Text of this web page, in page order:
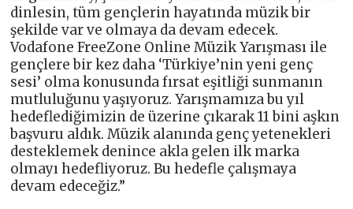
dinlesin, tüm gençlerin hayatında müzik bir
şekilde var ve olmaya da devam edecek.
Vodafone FreeZone Online Müzik Yarışması ile
gençlere bir kez daha ‘Türkiye’nin yeni genç
sesi’ olma konusunda fırsat eşitliği sunmanın
mutluluğunu yaşıyoruz. Yarışmamıza bu yıl
hedeflediğimizin de üzerine çıkarak 11 bini aşkın
başvuru aldık. Müzik alanında genç yetenekleri
desteklemek denince akla gelen ilk marka
olmayı hedefliyoruz. Bu hedefle çalışmaya
devam edeceğiz.”